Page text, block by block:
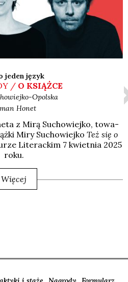
jeden język
/ O KSIĄŻCE
Opolska
Honet
z Mirą Sucho­wiej­ko, towa­
Miry Sucho­wiej­ko Też się o
Lite­rac­kim 7 kwiet­nia 2025
roku.
Więcej